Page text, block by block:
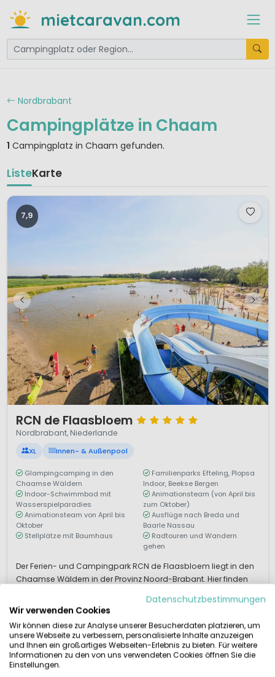
mietcaravan.com
Nordbrabant
Campingplätze in Chaam
1 Campingplatz in Chaam gefunden.
ListeKarte
7,9
RCN de Flaasbloem
Nordbrabant, Niederlande
XL Innen- & Außenpool
Glampingcamping in den
Chaamse Wäldern
Indoor-Schwimmbad mit
Wasserspielparadies
Animationsteam von April bis
Oktober
Stellplätze mit Baumhaus
Familienparks Efteling, Plopsa
Indoor, Beekse Bergen
Animationsteam (von April bis
zum Oktober)
Ausflüge nach Breda und
Baarle Nassau
Radtouren und Wandern
gehen
Der Ferien- und Campingpark RCN de Flaasbloem liegt in den
Chaamse Wäldern in der Provinz Noord-Brabant. Hier finden
kleine Schwimmbad bietet Jetstream, Hydromassage und ein
einen weiteren Wasserspielpl...
Details ansehen
Datenschutzbestimmungen
Wir verwenden Cookies
Wir können diese zur Analyse unserer Besucherdaten platzieren, um
unsere Webseite zu verbessern, personalisierte Inhalte anzuzeigen
und Ihnen ein großartiges Webseiten-Erlebnis zu bieten. Für weitere
Informationen zu den von uns verwendeten Cookies öffnen Sie die
Einstellungen.